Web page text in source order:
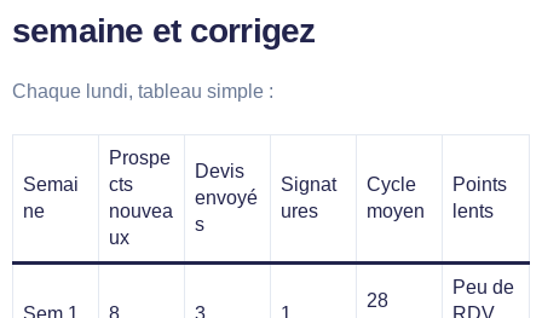
semaine et corrigez
Chaque lundi, tableau simple :
Semai
ne
Prospe
cts
nouvea
ux
Devis
envoyé
s
Signat
ures
Cycle
moyen
Points
lents
Sem 1 8 3 1
28
Peu de
RDV